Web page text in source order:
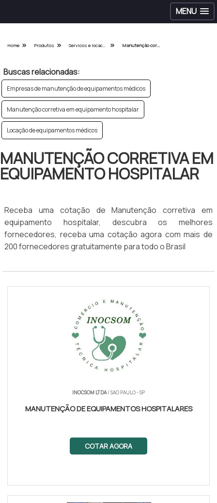
MENU
Home Produtos Servicos e locacoes hospitalares - Categoria Manutenção corretiva em equipamento hospitalar
Buscas relacionadas:
Empresas de manutenção de equipamentos médicos
Manutenção corretiva em equipamento hospitalar
Locação de equipamentos médicos
MANUTENÇÃO CORRETIVA EM
EQUIPAMENTO HOSPITALAR
Receba uma cotação de Manutenção corretiva em
equipamento hospitalar, descubra os melhores
fornecedores, receba uma cotação agora com mais de
200 fornecedores gratuitamente para todo o Brasil
INOCSOM LTDA/ SAO PAULO - SP
MANUTENÇÃO DE EQUIPAMENTOS HOSPITALARES
COTAR AGORA